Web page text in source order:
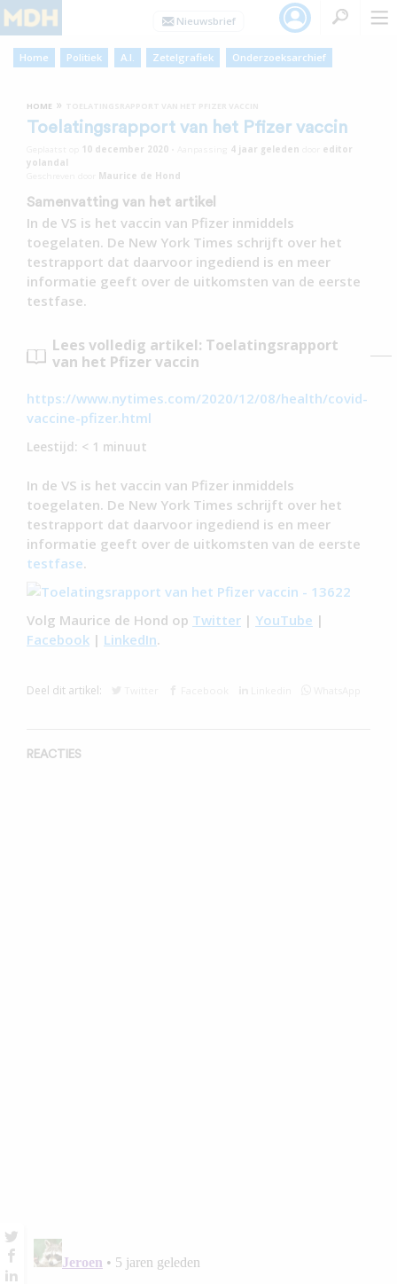
Home Politiek A.I. Zetelgrafiek Onderzoeksarchief
HOME »
Toelatingsrapport van het Pfizer vaccin
10 december 2020 4 jaar geleden
editor
yolandal
Maurice de Hond
Samenvatting van het artikel
In de VS is het vaccin van Pfizer inmiddels
toegelaten. De New York Times schrijft over het
testrapport dat daarvoor ingediend is en meer
informatie geeft over de uitkomsten van de eerste
testfase.
Lees volledig artikel: Toelatingsrapport
van het Pfizer vaccin
https://www.nytimes.com/2020/12/08/health/covid-
vaccine-pfizer.html
Leestijd: < 1 minuut
In de VS is het vaccin van Pfizer inmiddels
toegelaten. De New York Times schrijft over het
testrapport dat daarvoor ingediend is en meer
informatie geeft over de uitkomsten van de eerste
testfase.
Volg Maurice de Hond op Twitter | YouTube |
Facebook | LinkedIn.
Deel dit artikel:
REACTIES